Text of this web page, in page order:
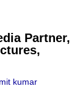
Partner,
kumar